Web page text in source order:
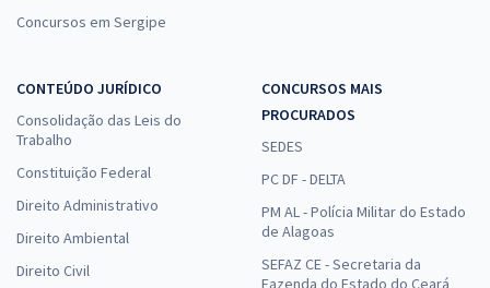
Concursos em Sergipe
CONTEÚDO JURÍDICO
Consolidação das Leis do
Trabalho
Constituição Federal
Direito Administrativo
Direito Ambiental
Direito Civil
CONCURSOS MAIS
PROCURADOS
SEDES
PC DF - DELTA
PM AL - Polícia Militar do Estado
de Alagoas
SEFAZ CE - Secretaria da
Fazenda do Estado do Ceará